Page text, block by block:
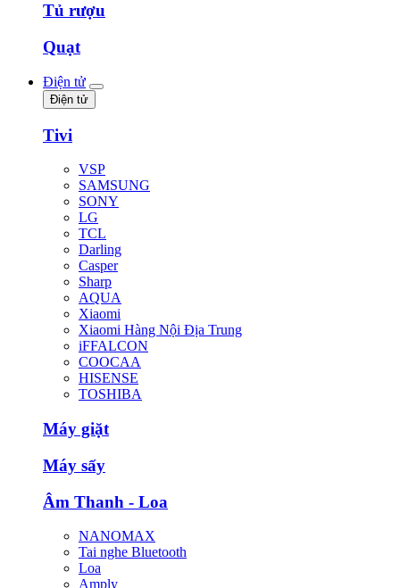
Tủ rượu
Quạt
Điện tử
Điện tử
Tivi
VSP
SAMSUNG
SONY
LG
TCL
Darling
Casper
Sharp
AQUA
Xiaomi
Xiaomi Hàng Nội Địa Trung
iFFALCON
COOCAA
HISENSE
TOSHIBA
Máy giặt
Máy sấy
Âm Thanh - Loa
NANOMAX
Tai nghe Bluetooth
Loa
Amply